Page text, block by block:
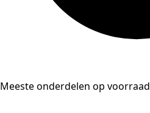
Meeste onderdelen op voorraad